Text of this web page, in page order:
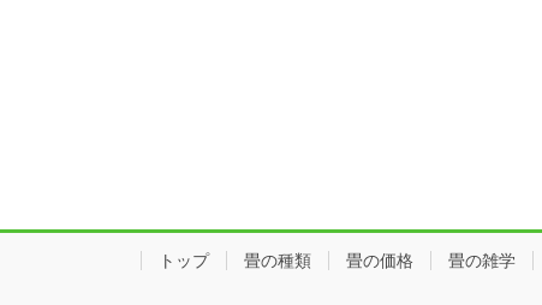
トップ 畳の種類 畳の価格 畳の雑学